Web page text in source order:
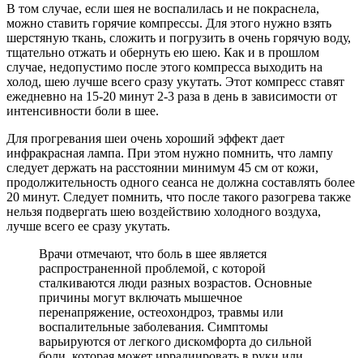
В том случае, если шея не воспалилась и не покраснела,
можно ставить горячие компрессы. Для этого нужно взять
шерстяную ткань, сложить и погрузить в очень горячую воду,
тщательно отжать и обернуть ею шею. Как и в прошлом
случае, недопустимо после этого компресса выходить на
холод, шею лучше всего сразу укутать. Этот компресс ставят
ежедневно на 15-20 минут 2-3 раза в день в зависимости от
интенсивности боли в шее.
Для прогревания шеи очень хороший эффект дает
инфракрасная лампа. При этом нужно помнить, что лампу
следует держать на расстоянии минимум 45 см от кожи,
продолжительность одного сеанса не должна составлять более
20 минут. Следует помнить, что после такого разогрева также
нельзя подвергать шею воздействию холодного воздуха,
лучше всего ее сразу укутать.
Врачи отмечают, что боль в шее является
распространенной проблемой, с которой
сталкиваются люди разных возрастов. Основные
причины могут включать мышечное
перенапряжение, остеохондроз, травмы или
воспалительные заболевания. Симптомы
варьируются от легкого дискомфорта до сильной